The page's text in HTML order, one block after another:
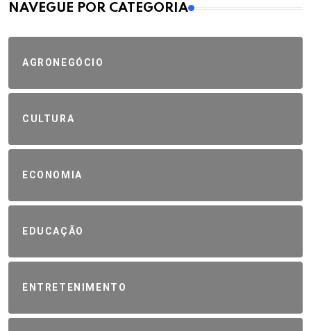
MAIS VISTOS
NAVEGUE POR CATEGORIA
AGRONEGÓCIO
CULTURA
ECONOMIA
EDUCAÇÃO
ENTRETENIMENTO